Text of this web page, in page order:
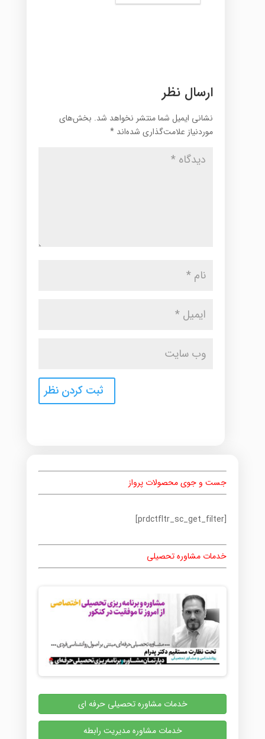
ارسال نظر
نشانی ایمیل شما منتشر نخواهد شد. بخش‌های
موردنیاز علامت‌گذاری شده‌اند *
جست و جوی محصولات پرواز
[prdctfltr_sc_get_filter]
خدمات مشاوره تحصیلی
خدمات مشاوره تحصیلی حرفه ای
خدمات مشاوره مدیریت رابطه